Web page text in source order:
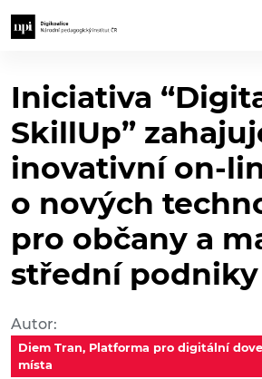
Iniciativa
SkillUp”
inovativní on-
o nových
pro občany a
střední podniky
Autor:
Diem Tran, Platforma pro digitální
místa